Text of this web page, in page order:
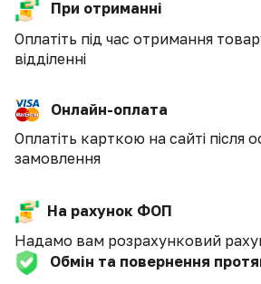
При отриманні
Оплатіть під час отримання
відділенні
Онлайн-оплата
Оплатіть карткою на сайті після
замовлення
На рахунок ФОП
Надамо вам розрахунковий
Обмін та повернення